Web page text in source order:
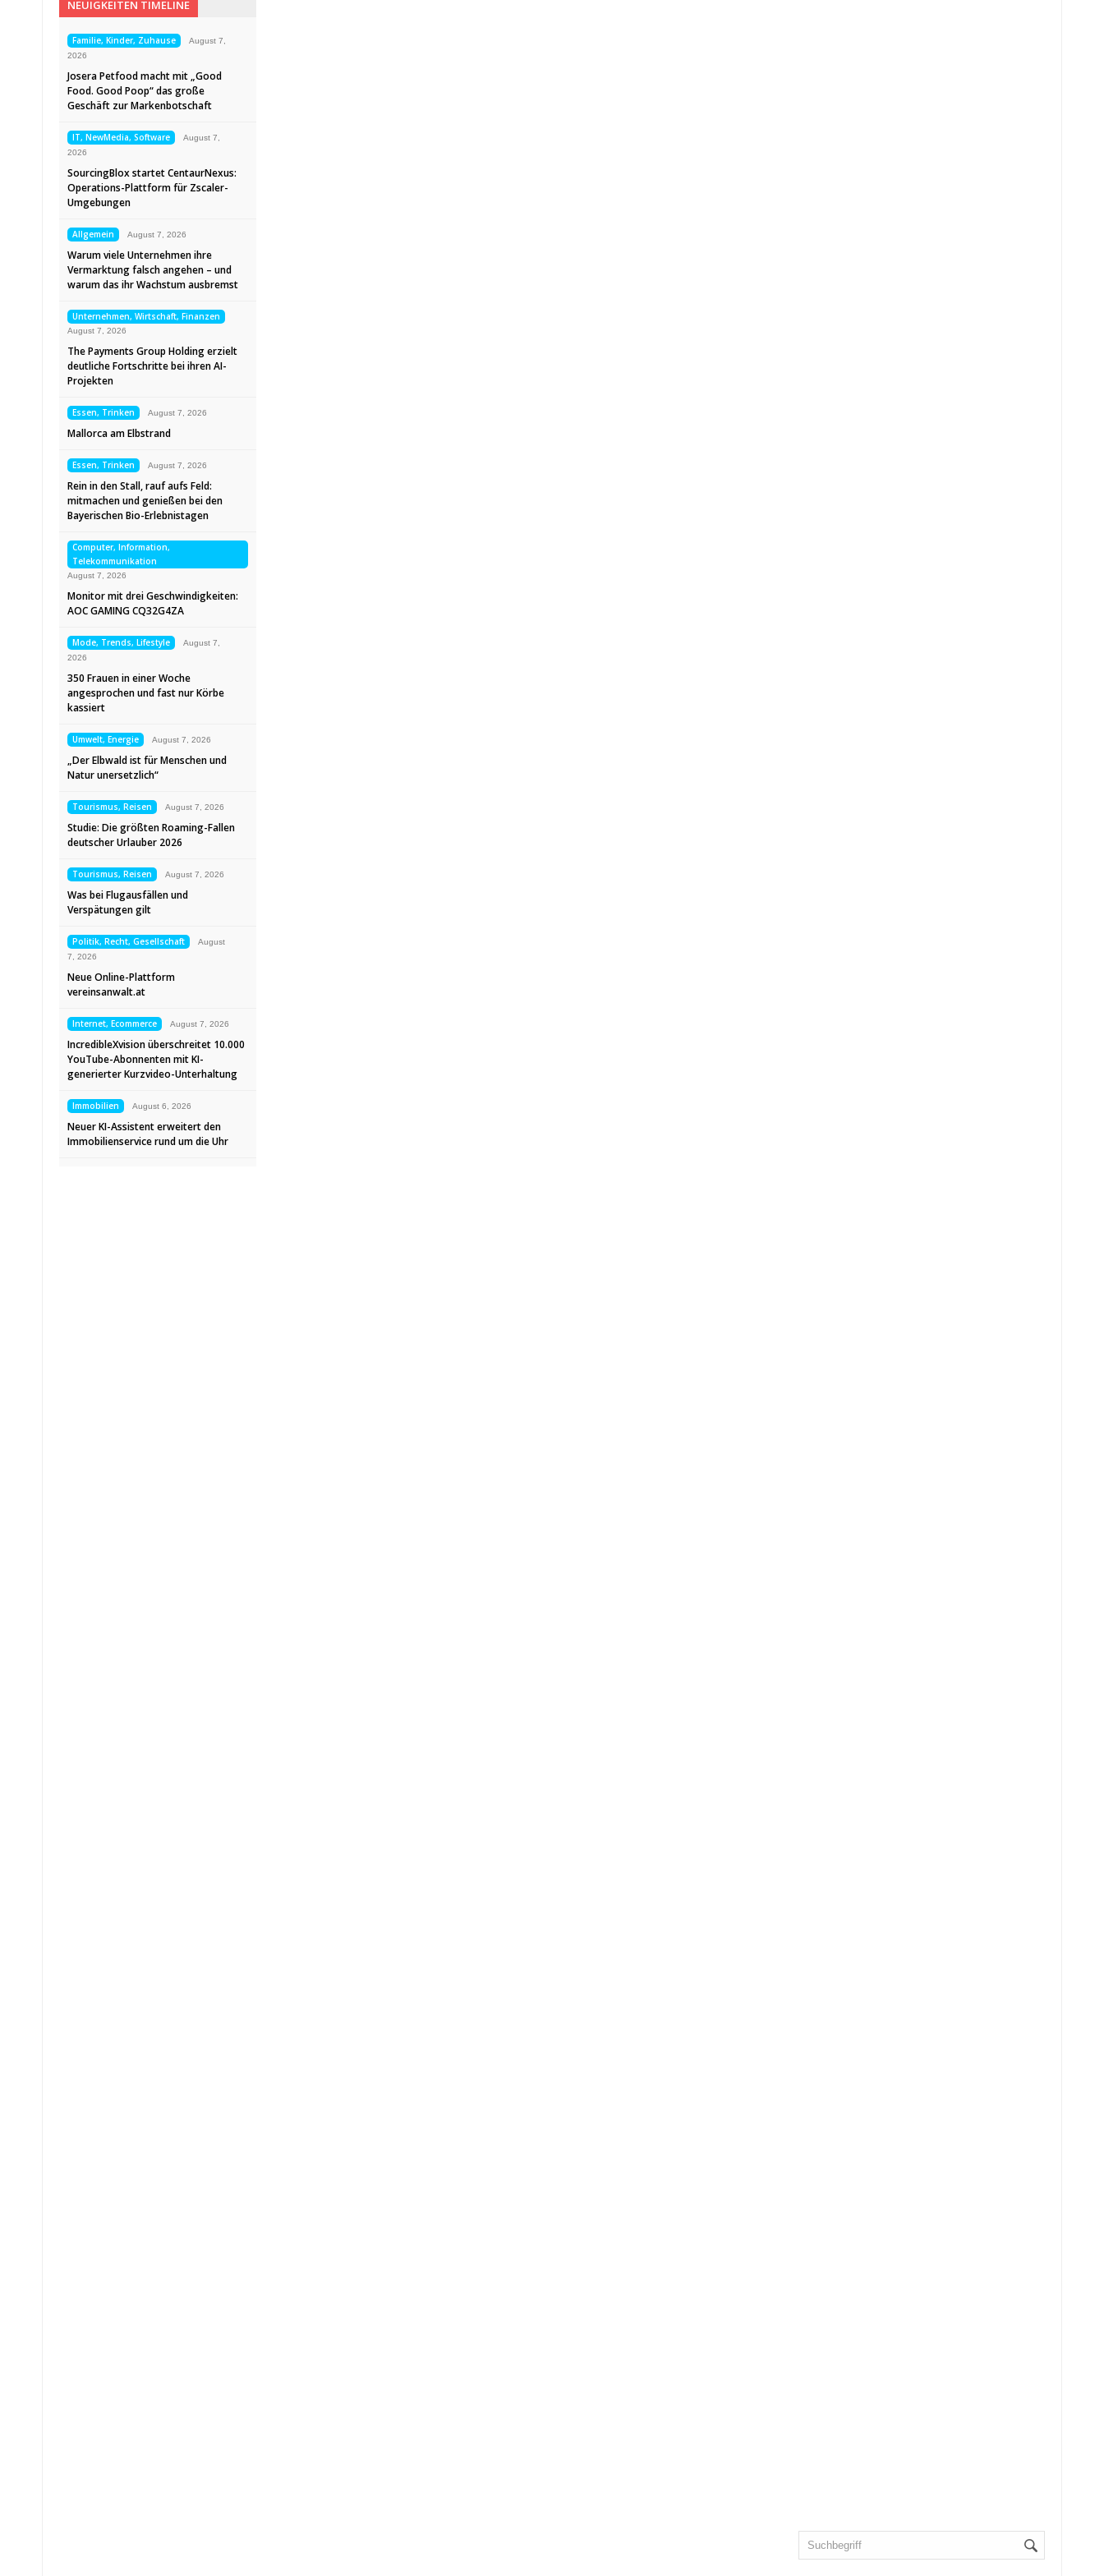
NEUIGKEITEN TIMELINE
Familie, Kinder, Zuhause
August 7,
2026
Josera Petfood macht mit „Good
Food. Good Poop“ das große
Geschäft zur Markenbotschaft
IT, NewMedia, Software
August 7,
2026
SourcingBlox startet CentaurNexus:
Operations-Plattform für Zscaler-
Umgebungen
Allgemein August 7, 2026
Warum viele Unternehmen ihre
Vermarktung falsch angehen – und
warum das ihr Wachstum ausbremst
Unternehmen, Wirtschaft, Finanzen
August 7, 2026
The Payments Group Holding erzielt
deutliche Fortschritte bei ihren AI-
Projekten
Essen, Trinken August 7, 2026
Mallorca am Elbstrand
Essen, Trinken August 7, 2026
Rein in den Stall, rauf aufs Feld:
mitmachen und genießen bei den
Bayerischen Bio-Erlebnistagen
Computer, Information,
Telekommunikation
August 7, 2026
Monitor mit drei Geschwindigkeiten:
AOC GAMING CQ32G4ZA
Mode, Trends, Lifestyle
August 7,
2026
350 Frauen in einer Woche
angesprochen und fast nur Körbe
kassiert
Umwelt, Energie August 7, 2026
„Der Elbwald ist für Menschen und
Natur unersetzlich“
Tourismus, Reisen August 7, 2026
Studie: Die größten Roaming-Fallen
deutscher Urlauber 2026
Tourismus, Reisen August 7, 2026
Was bei Flugausfällen und
Verspätungen gilt
Politik, Recht, Gesellschaft
August
7, 2026
Neue Online-Plattform
vereinsanwalt.at
Internet, Ecommerce August 7, 2026
IncredibleXvision überschreitet 10.000
YouTube-Abonnenten mit KI-
generierter Kurzvideo-Unterhaltung
Immobilien August 6, 2026
Neuer KI-Assistent erweitert den
Immobilienservice rund um die Uhr